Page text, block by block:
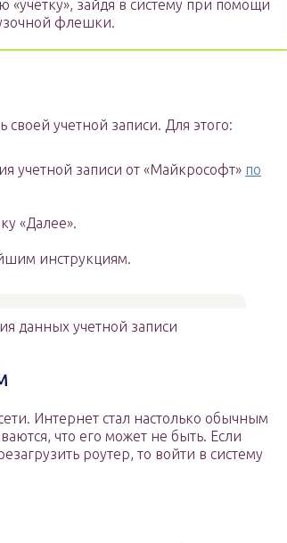
«учетку», зайдя в систему при помощи
флешки.
учетной записи. Для этого:
учетной записи от «Майкрософт» по
«Далее».
инструкциям.
данных учетной записи
Интернет стал настолько обычным
что его может не быть. Если
роутер, то войти в систему